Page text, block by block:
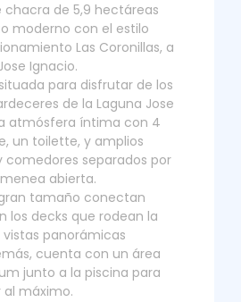
chacra de 5,9 hectáreas
moderno con el estilo
Las Coronillas, a
Ignacio.
para disfrutar de los
de la Laguna Jose
atmósfera íntima con 4
un toilette, y amplios
comedores separados por
abierta.
tamaño conectan
decks que rodean la
panorámicas
cuenta con un área
junto a la piscina para
al máximo.